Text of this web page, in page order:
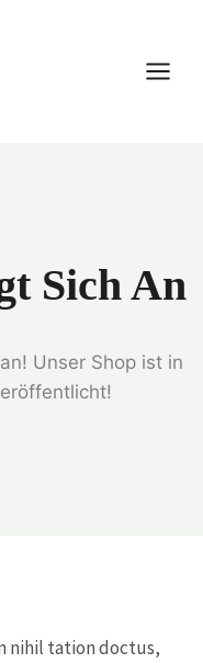
Sich An
Unser Shop ist in
nihil tation doctus,